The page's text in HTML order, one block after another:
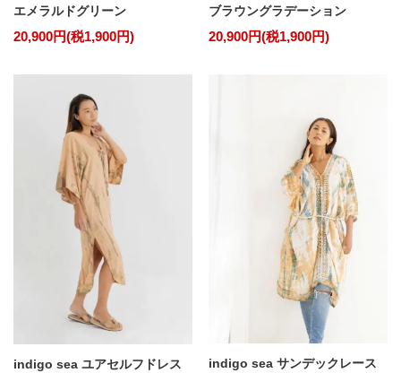
エメラルドグリーン
20,900円(税1,900円)
ブラウングラデーション
20,900円(税1,900円)
indigo sea ユアセルフドレス
indigo sea サンデックレース